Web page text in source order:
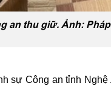
an thu giữ. Ảnh: Pháp
sự Công an tỉnh